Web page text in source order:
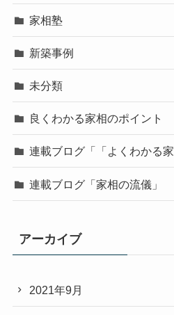
家相塾
新築事例
未分類
良くわかる家相のポイント
連載ブログ「「よくわかる家
連載ブログ「家相の流儀」
アーカイブ
2021年9月